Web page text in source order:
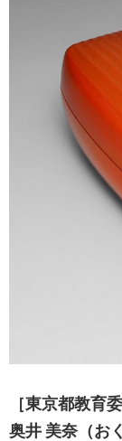
［東京都教育
奥井 美奈（お